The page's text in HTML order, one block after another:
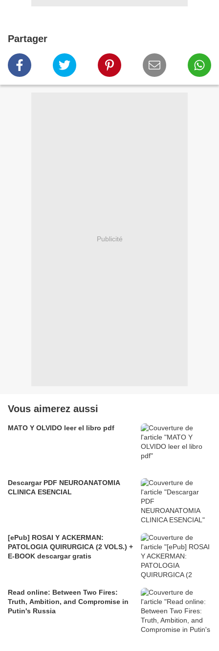
Partager
Publicité
Vous aimerez aussi
MATO Y OLVIDO leer el libro pdf
Descargar PDF NEUROANATOMIA
CLINICA ESENCIAL
[ePub] ROSAI Y ACKERMAN:
PATOLOGIA QUIRURGICA (2 VOLS.) +
E-BOOK descargar gratis
Read online: Between Two Fires:
Truth, Ambition, and Compromise in
Putin's Russia